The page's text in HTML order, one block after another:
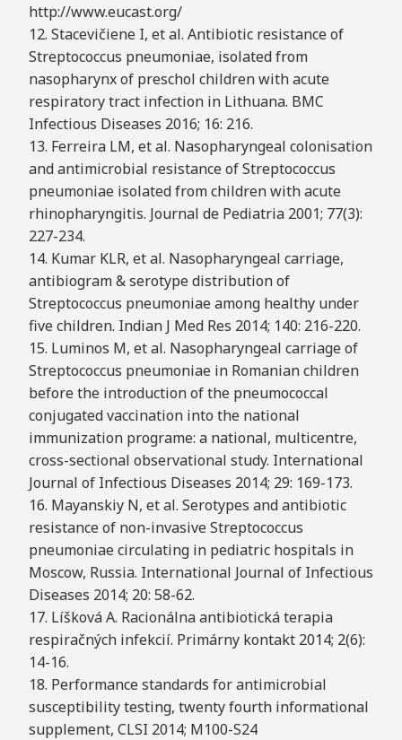
http://www.eucast.org/
12. Stacevičiene I, et al. Antibiotic resistance of
Streptococcus pneumoniae, isolated from
nasopharynx of preschol children with acute
respiratory tract infection in Lithuana. BMC
Infectious Diseases 2016; 16: 216.
13. Ferreira LM, et al. Nasopharyngeal colonisation
and antimicrobial resistance of Streptococcus
pneumoniae isolated from children with acute
rhinopharyngitis. Journal de Pediatria 2001; 77(3):
227-234.
14. Kumar KLR, et al. Nasopharyngeal carriage,
antibiogram & serotype distribution of
Streptococcus pneumoniae among healthy under
five children. Indian J Med Res 2014; 140: 216-220.
15. Luminos M, et al. Nasopharyngeal carriage of
Streptococcus pneumoniae in Romanian children
before the introduction of the pneumococcal
conjugated vaccination into the national
immunization programe: a national, multicentre,
cross-sectional observational study. International
Journal of Infectious Diseases 2014; 29: 169-173.
16. Mayanskiy N, et al. Serotypes and antibiotic
resistance of non-invasive Streptococcus
pneumoniae circulating in pediatric hospitals in
Moscow, Russia. International Journal of Infectious
Diseases 2014; 20: 58-62.
17. Líšková A. Racionálna antibiotická terapia
respiračných infekcií. Primárny kontakt 2014; 2(6):
14-16.
18. Performance standards for antimicrobial
susceptibility testing, twenty fourth informational
supplement, CLSI 2014; M100-S24